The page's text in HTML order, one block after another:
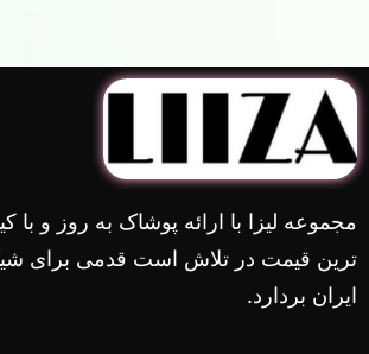
مجموعه لیزا با ارائه پوشاک به روز و با
ترین قیمت در تلاش است قدمی برای
ایران بردارد.